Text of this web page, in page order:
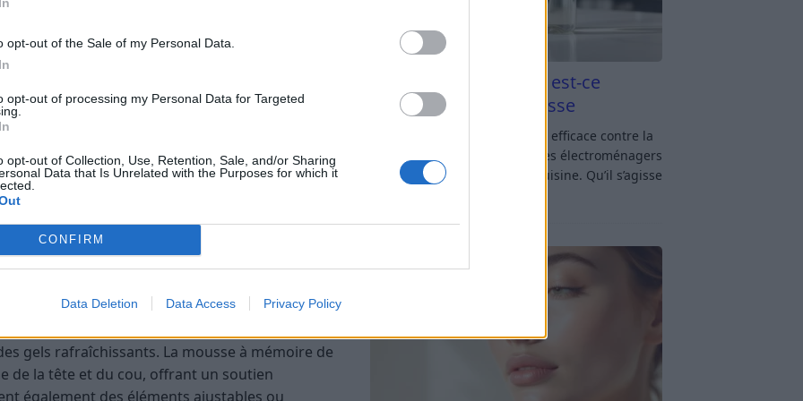
opt-out of the Sale of my Personal Data.
opt-out of processing my Personal Data for Targeted
opt-out of Collection, Use, Retention, Sale, and/or Sharing
Data that Is Unrelated with the Purposes for which it
CONFIRM
Data Deletion Data Access Privacy Policy
ergonomiques
pour optimiser le maintien de la tête, du cou et
Leur conception repose sur des principes
musculaires et prévenir les douleurs
eux ont une forme spécifique, souvent avec
pour épouser parfaitement la morphologie de
comme la mousse à mémoire de forme,
gels rafraîchissants. La mousse à mémoire de
de la tête et du cou, offrant un soutien
également des éléments ajustables ou
Vinaigre blanc et four est-ce
efficace contre la graisse
Vinaigre blanc et four : est-ce efficace contre la
graisse ? Le four fait partie des électroménagers
les plus sollicités dans une cuisine. Qu’il s’agisse